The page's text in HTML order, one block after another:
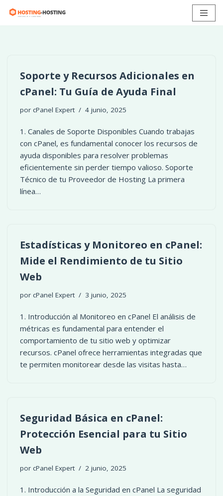
Soporte y Recursos Adicionales en
cPanel: Tu Guía de Ayuda Final
por cPanel Expert 4 junio, 2025
1. Canales de Soporte Disponibles Cuando trabajas
con cPanel, es fundamental conocer los recursos de
ayuda disponibles para resolver problemas
eficientemente sin perder tiempo valioso. Soporte
Técnico de tu Proveedor de Hosting La primera
línea…
Estadísticas y Monitoreo en cPanel:
Mide el Rendimiento de tu Sitio
Web
por cPanel Expert 3 junio, 2025
1. Introducción al Monitoreo en cPanel El análisis de
métricas es fundamental para entender el
comportamiento de tu sitio web y optimizar
recursos. cPanel ofrece herramientas integradas que
te permiten monitorear desde las visitas hasta…
Seguridad Básica en cPanel:
Protección Esencial para tu Sitio
Web
por cPanel Expert 2 junio, 2025
1. Introducción a la Seguridad en cPanel La seguridad